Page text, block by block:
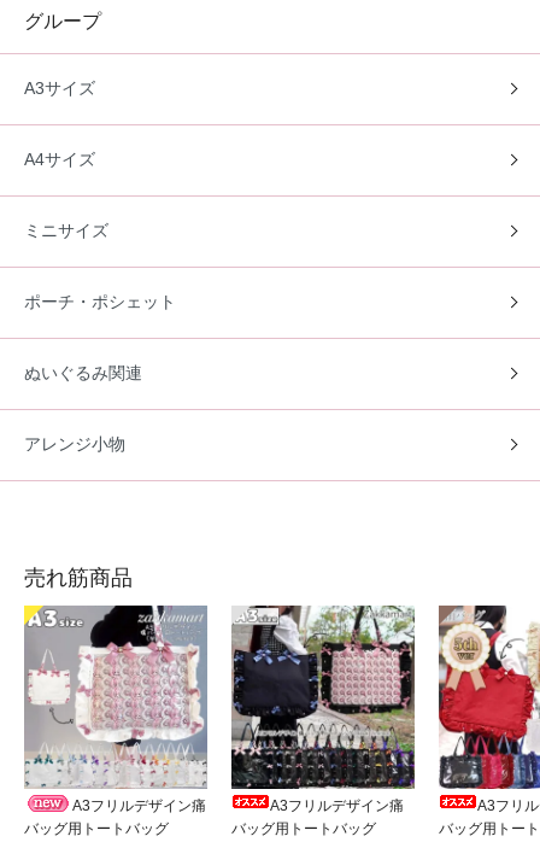
グループ
A3サイズ
A4サイズ
ミニサイズ
ポーチ・ポシェット
ぬいぐるみ関連
アレンジ小物
売れ筋商品
A3フリルデザイン痛
バッグ用トートバッグ
A3フリルデザイン痛
バッグ用トートバッグ
A3フリ
バッグ用トー